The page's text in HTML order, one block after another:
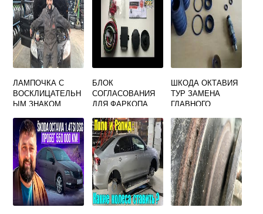
ЛАМПОЧКА С
ВОСКЛИЦАТЕЛЬН
ЫМ ЗНАКОМ
БЛОК
СОГЛАСОВАНИЯ
ДЛЯ ФАРКОПА
ШКОДА ОКТАВИЯ
ТУР ЗАМЕНА
ГЛАВНОГО
СЦЕПЛЕНИЯ